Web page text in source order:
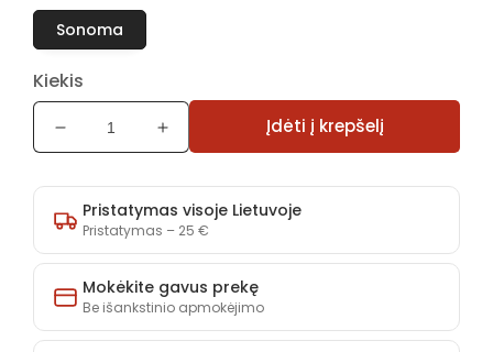
Sonoma
Kiekis
Sumažinti
Apatinė
kampinė
lentyna
Smart
18D
Padidinti
Apatinė
kampinė
lentyna
Smart
18D
Įdėti į krepšelį
Pristatymas visoje Lietuvoje
Pristatymas – 25 €
Mokėkite gavus prekę
Be išankstinio apmokėjimo